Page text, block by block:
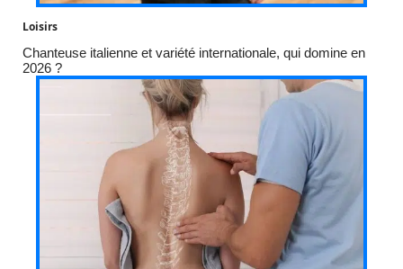
Loisirs
Chanteuse italienne et variété internationale, qui domine en
2026 ?